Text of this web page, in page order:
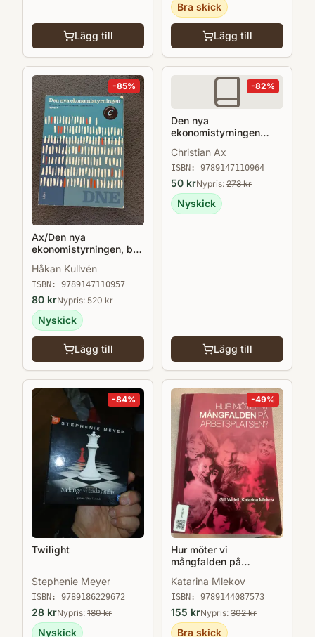
Lägg till
Bra skick
Lägg till
-85%
Ax/Den nya
ekonomistyrningen, bok
Håkan Kullvén
ISBN: 9789147110957
80 krNypris: 520kr
Nyskick
Lägg till
-82%
Den nya
ekonomistyrningen
lösningar
Christian Ax
ISBN: 9789147110964
50 krNypris: 273kr
Nyskick
Lägg till
-84%
Twilight
Stephenie Meyer
ISBN: 9789186229672
28 krNypris: 180kr
Nyskick
-49%
Hur möter vi
mångfalden på
Katarina Mlekov
ISBN: 9789144087573
155 krNypris: 302kr
Bra skick